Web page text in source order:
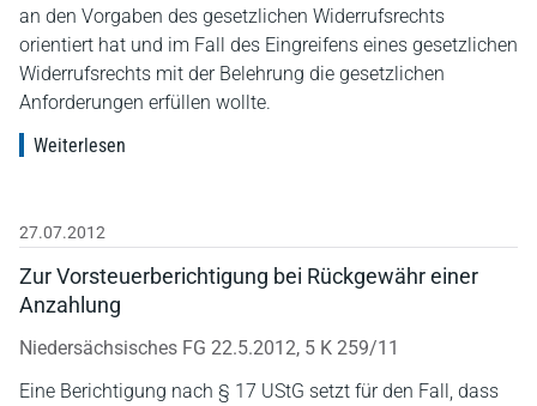
an den Vorgaben des gesetzlichen Widerrufsrechts
orientiert hat und im Fall des Eingreifens eines gesetzlichen
Widerrufsrechts mit der Belehrung die gesetzlichen
Anforderungen erfüllen wollte.
Weiterlesen
27.07.2012
Zur Vorsteuerberichtigung bei Rückgewähr einer
Anzahlung
Niedersächsisches FG 22.5.2012, 5 K 259/11
Eine Berichtigung nach § 17 UStG setzt für den Fall, dass